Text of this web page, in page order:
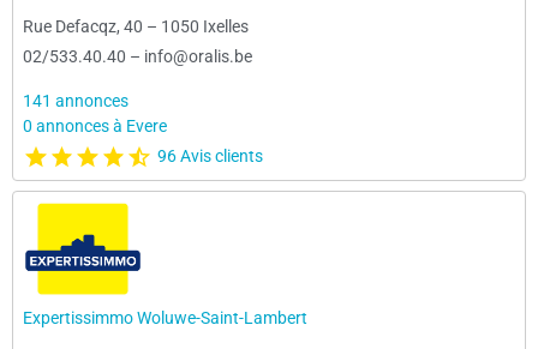
Rue Defacqz, 40 – 1050 Ixelles
02/533.40.40 – info@oralis.be
141 annonces
0 annonces à Evere
96 Avis clients
Expertissimmo Woluwe-Saint-Lambert